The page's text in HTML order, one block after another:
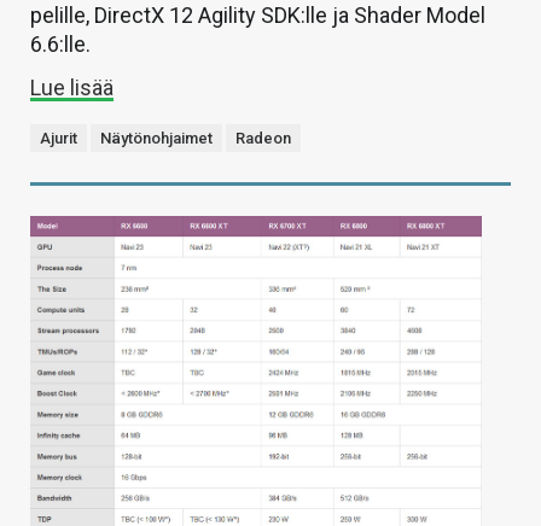
pelille, DirectX 12 Agility SDK:lle ja Shader Model
6.6:lle.
Lue lisää
Ajurit Näytönohjaimet Radeon